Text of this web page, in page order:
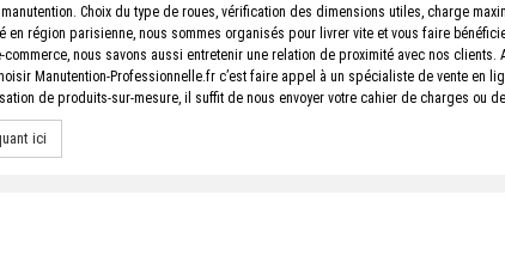
Choix du type de roues, vérification des dimensions utiles, charge
en région parisienne, nous sommes organisés pour livrer vite et vous faire
commerce, nous savons aussi entretenir une relation de proximité avec nos
Manutention-Professionnelle.fr c’est faire appel à un spécialiste de vente
de produits-sur-mesure, il suffit de nous envoyer votre cahier de charges ou
ici